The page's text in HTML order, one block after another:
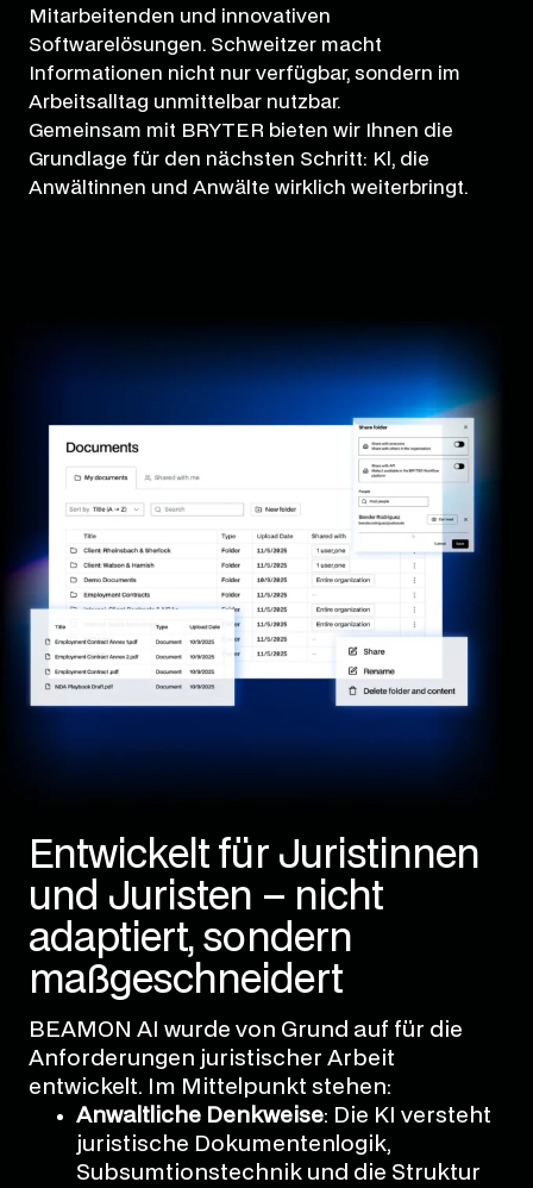
Mitarbeitenden und innovativen
Softwarelösungen. Schweitzer macht
Informationen nicht nur verfügbar, sondern im
Arbeitsalltag unmittelbar nutzbar.
Gemeinsam mit BRYTER bieten wir Ihnen die
Grundlage für den nächsten Schritt: Kl, die
Anwältinnen und Anwälte wirklich weiterbringt.
Entwickelt für Juristinnen
und Juristen – nicht
adaptiert, sondern
maßgeschneidert
BEAMON AI wurde von Grund auf für die
Anforderungen juristischer Arbeit
entwickelt. Im Mittelpunkt stehen:
Anwaltliche Denkweise: Die KI versteht
juristische Dokumentenlogik,
Subsumtionstechnik und die Struktur